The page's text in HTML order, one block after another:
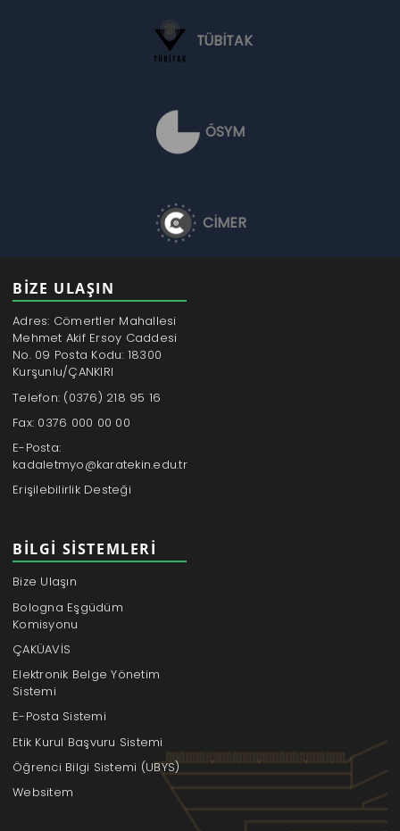
TÜBİTAK
ÖSYM
CİMER
BİZE ULAŞIN
Adres: Cömertler Mahallesi
Mehmet Akif Ersoy Caddesi
No. 09 Posta Kodu: 18300
Kurşunlu/ÇANKIRI
Telefon: (0376) 218 95 16
Fax: 0376 000 00 00
E-Posta:
kadaletmyo@karatekin.edu.tr
Erişilebilirlik Desteği
BILGI SISTEMLERI
Bize Ulaşın
Bologna Eşgüdüm
Komisyonu
ÇAKÜAVİS
Elektronik Belge Yönetim
Sistemi
E-Posta Sistemi
Etik Kurul Başvuru Sistemi
Öğrenci Bilgi Sistemi (UBYS)
Websitem